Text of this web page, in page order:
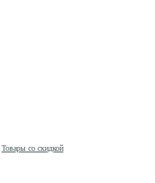
Товары со скидкой